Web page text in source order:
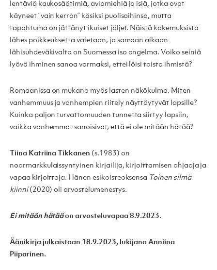
lentäviä kaukosäätimiä, aviomiehiä ja isiä, jotka ovat
käyneet ”vain kerran” käsiksi puolisoihinsa, mutta
tapahtuma on jättänyt ikuiset jäljet. Näistä kokemuksista
lähes poikkeuksetta vaietaan, ja samaan aikaan
lähisuhdeväkivalta on Suomessa iso ongelma. Voiko seiniä
lyövä ihminen sanoa varmaksi, ettei löisi toista ihmistä?
Romaanissa on mukana myös lasten näkökulma. Miten
vanhemmuus ja vanhempien riitely näyttäytyvät lapsille?
Kuinka paljon turvattomuuden tunnetta siirtyy lapsiin,
vaikka vanhemmat sanoisivat, että ei ole mitään hätää?
Tiina Katriina Tikkanen (s.1983) on
noormarkkulaissyntyinen kirjailija, kirjoittamisen ohjaaja ja
vapaa kirjoittaja. Hänen esikoisteoksensa Toinen silmä
kiinni(2020) oli arvostelumenestys.
Ei mitään hätääon arvosteluvapaa 8.9.2023.
Äänikirja julkaistaan 18.9.2023, lukijana Anniina
Piiparinen.